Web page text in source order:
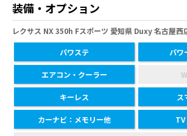
装備・オプション
レクサス NX 350h Fスポーツ 愛知県 Duxy 名古屋西
パワステ パワ
エアコン・クーラー
キーレス ス
カーナビ：メモリー他